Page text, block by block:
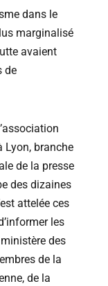
dans le
marginalisé
avaient
de
Lyon, branche
de la presse
des dizaines
attelée ces
les
des
de la
de la